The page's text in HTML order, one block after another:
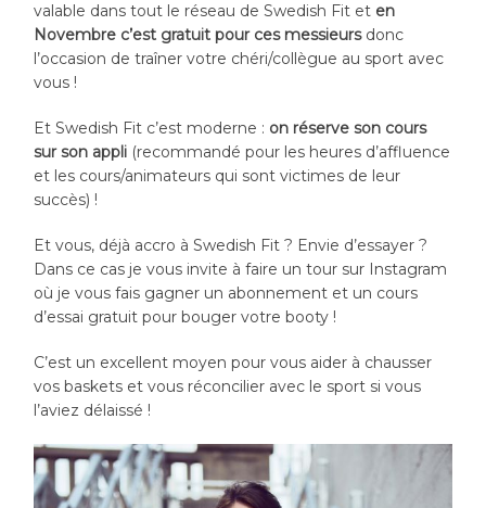
valable dans tout le réseau de Swedish Fit et en
Novembre c’est gratuit pour ces messieursdonc
l’occasion de traîner votre chéri/collègue au sport avec
vous !
Et Swedish Fit c’est moderne : on réserve son cours
sur son appli (recommandé pour les heures d’affluence
et les cours/animateurs qui sont victimes de leur
succès) !
Et vous, déjà accro à Swedish Fit ? Envie d’essayer ?
Dans ce cas je vous invite à faire un tour sur Instagram
où je vous fais gagner un abonnement et un cours
d’essai gratuit pour bouger votre booty !
C’est un excellent moyen pour vous aider à chausser
vos baskets et vous réconcilier avec le sport si vous
l’aviez délaissé !